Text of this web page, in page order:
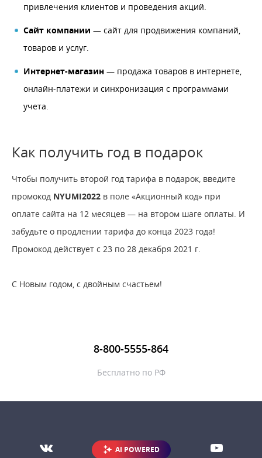
привлечения клиентов и проведения акций.
Сайт компании — сайт для продвижения компаний,
товаров и услуг.
Интернет-магазин — продажа товаров в интернете,
онлайн-платежи и синхронизация с программами
учета.
Как получить год в подарок
Чтобы получить второй год тарифа в подарок, введите
промокод NYUMI2022 в поле «Акционный код» при
оплате сайта на 12 месяцев — на втором шаге оплаты. И
забудьте о продлении тарифа до конца 2023 года!
Промокод действует с 23 по 28 декабря 2021 г.
С Новым годом, с двойным счастьем!
8-800-5555-864
Бесплатно по РФ
AI POWERED